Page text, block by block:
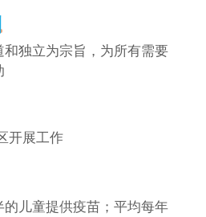
独立为宗旨，为所有需要
开展工作
儿童提供疫苗；平均每年